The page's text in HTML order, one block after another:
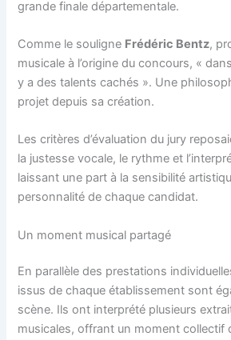
grande finale départementale.
Comme le souligne Frédéric Bentz,
musicale à l’origine du concours, «
y a des talents cachés ». Une
projet depuis sa création.
Les critères d’évaluation du jury
la justesse vocale, le rythme et
laissant une part à la sensibilité
personnalité de chaque candidat.
Un moment musical partagé
En parallèle des prestations
issus de chaque établissement sont
scène. Ils ont interprété plusieurs
musicales, offrant un moment collectif